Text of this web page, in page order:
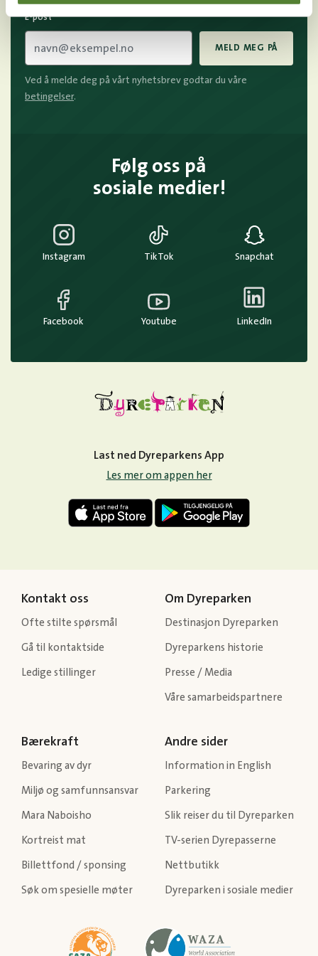
E-post
MELD MEG PÅ
Ved å melde deg på vårt nyhetsbrev godtar du våre
betingelser.
Følg oss på
sosiale medier!
Instagram TikTok Snapchat
Facebook Youtube LinkedIn
Last ned Dyreparkens App
Les mer om appen her
Kontakt oss
Ofte stilte spørsmål
Gå til kontaktside
Ledige stillinger
Om Dyreparken
Destinasjon Dyreparken
Dyreparkens historie
Presse / Media
Våre samarbeidspartnere
Bærekraft
Bevaring av dyr
Miljø og samfunnsansvar
Mara Naboisho
Kortreist mat
Billettfond / sponsing
Søk om spesielle møter
Andre sider
Information in English
Parkering
Slik reiser du til Dyreparken
TV-serien Dyrepasserne
Nettbutikk
Dyreparken i sosiale medier